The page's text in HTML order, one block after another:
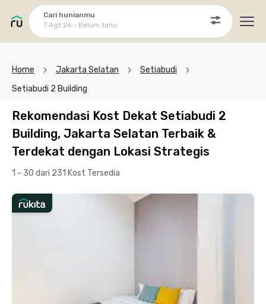
Cari hunianmu
7 Agt 26 - Belum tahu
Home Jakarta Selatan
Setiabudi
Setiabudi 2 Building
Rekomendasi Kost Dekat Setiabudi 2
Building, Jakarta Selatan Terbaik &
Terdekat dengan Lokasi Strategis
1 - 30 dari 231 Kost Tersedia